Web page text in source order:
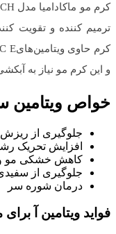
ترمیم کننده و تقویت
و این کرم مو نیاز به
خواص ویتامین
جلوگیری از
افزایش تحریک
کاهش خشکی مو
جلوگیری از
درمان شوره سر
فواید ویتامین آ برای